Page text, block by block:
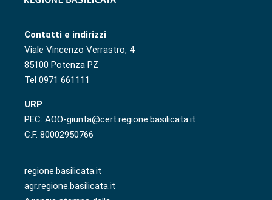
Contatti e indirizzi
Viale Vincenzo Verrastro, 4
85100 Potenza PZ
Tel 0971 661111
URP
PEC: AOO-giunta@cert.regione.basilicata.it
C.F. 80002950766
regione.basilicata.it
agr.regione.basilicata.it